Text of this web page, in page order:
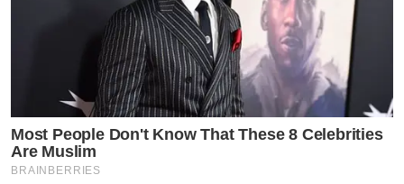
เมื่อสุขภาพดีแล้วจำเป็นต้องดูแลสุขภาพผิวด้วย
โฟมล้างหน้า24พลัส หนึ่งเดียวที่มีเซรั่มสาหร่ายตัวท๊อป มาส
ต์ทิ้งไว้30วิ ป้องกันสิว
แล้วล้างออก เติมเซรั่มเข้มข้น 24พลัส ป้องกันเหี่ยว
หลังจากนั้นทาครีมกันแดด24พลัส ป้องกันแสงยูวีและแสงสี
Most People Don't Know That These 8 Celebrities
Are Muslim
BRAINBERRIES